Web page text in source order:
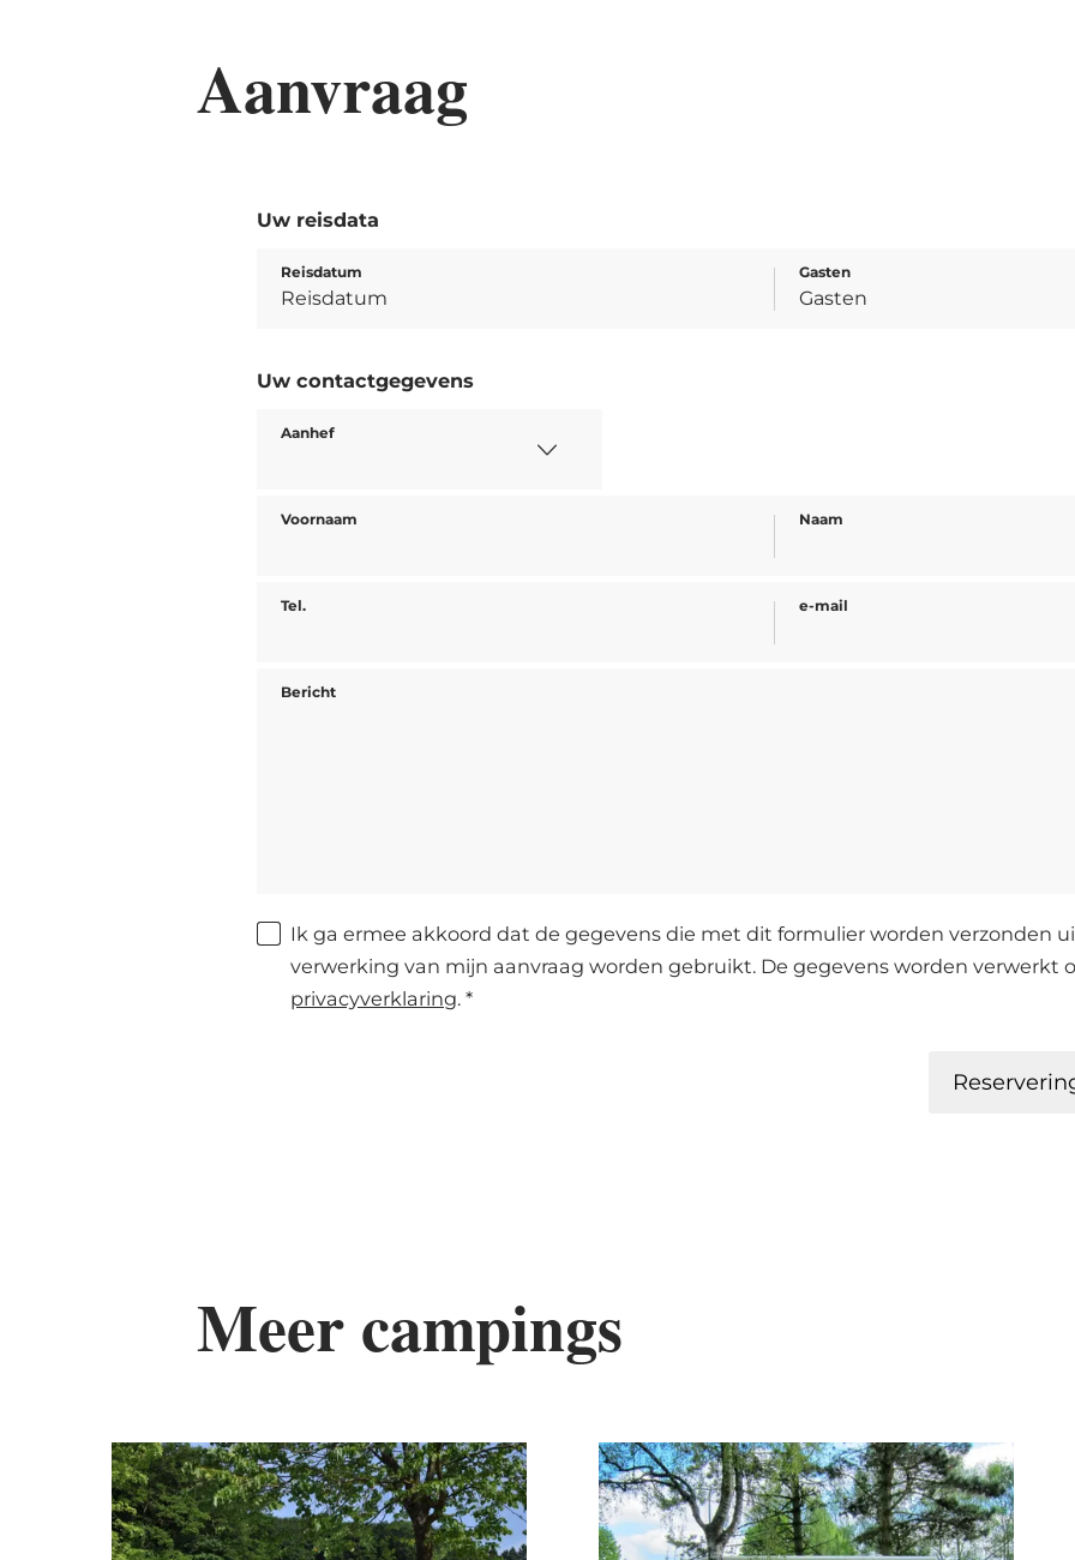
Aanvraag
Uw reisdata
Reisdatum Gasten
Uw contactgegevens
Aanhef
Voornaam Naam
Tel. e-mail
Bericht
Ik ga ermee akkoord dat de gegevens die met dit formulier worden verzonden
verwerking van mijn aanvraag worden gebruikt. De gegevens worden verwerkt
privacyverklaring. *
Meer campings